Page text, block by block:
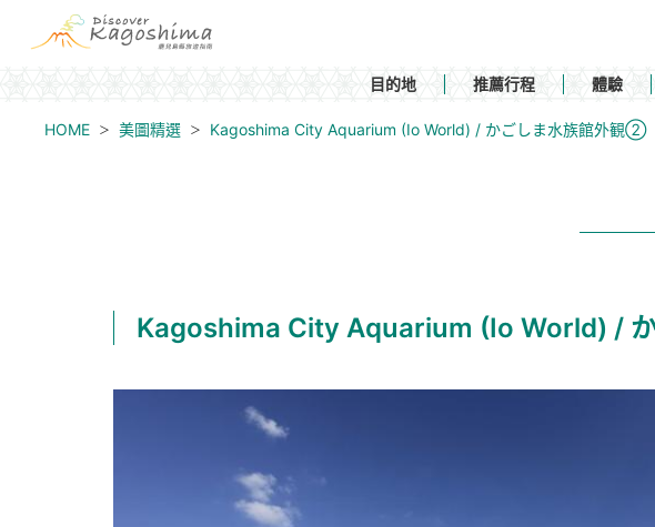
目的地 推薦行程 體驗
HOME 美圖精選 Kagoshima City Aquarium (Io World) / かごしま水族館外観②
Kagoshima City Aquarium (Io World) /